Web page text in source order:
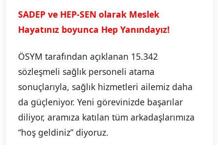
SADEP ve HEP-SEN olarak Meslek
Hayatınız boyunca Hep Yanındayız!
ÖSYM tarafından açıklanan 15.342
sözleşmeli sağlık personeli atama
sonuçlarıyla, sağlık hizmetleri ailemiz daha
da güçleniyor. Yeni görevinizde başarılar
diliyor, aramıza katılan tüm arkadaşlarımıza
“hoş geldiniz” diyoruz.